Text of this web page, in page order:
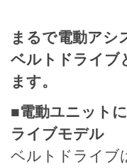
まるで電動アシ
ベルトドライブ
ます。
■電動ユニット
ライブモデル
ベルトドライブ